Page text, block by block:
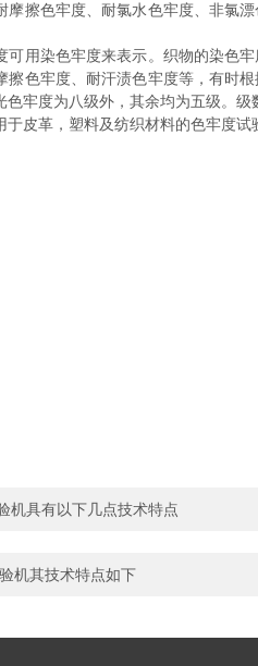
摩擦色牢度、耐氯水色牢度、非氯
可用染色牢度来表示。织物的染色
擦色牢度、耐汗渍色牢度等，有时
色牢度为八级外，其余均为五级。
于皮革，塑料及纺织材料的色牢度
机具有以下几点技术特点
机其技术特点如下